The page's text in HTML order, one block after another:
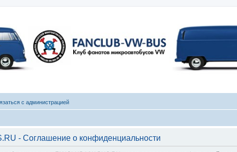
с администрацией
- Соглашение о конфиденциальности